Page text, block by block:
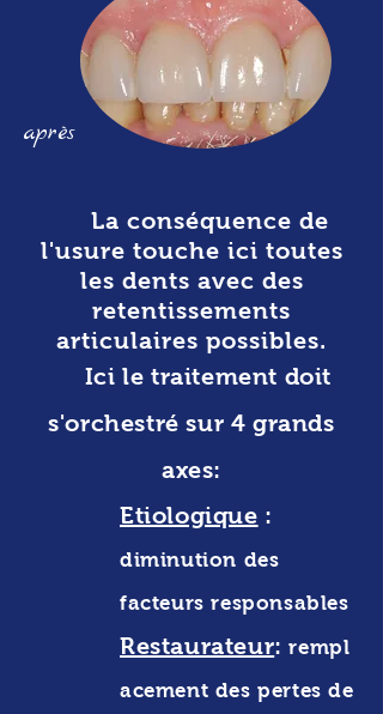
après
La conséquence de
l'usure touche ici toutes
les dents avec des
retentissements
articulaires possibles.
Ici le traitement doit
s'orchestré sur 4 grands
axes:
Etiologique :
diminution des
facteurs responsables
Restaurateur:rempl
acement des pertes de